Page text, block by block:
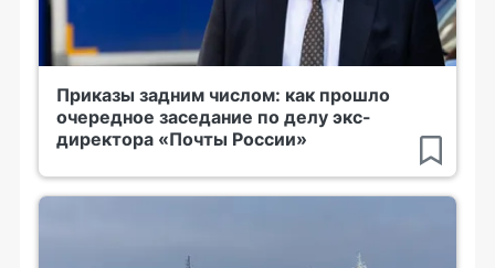
Приказы задним числом: как прошло
очередное заседание по делу экс-
директора «Почты России»